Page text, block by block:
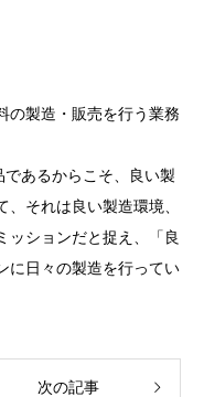
の製造・販売を行う業務
であるからこそ、良い製
それは良い製造環境、
ッションだと捉え、「良
に日々の製造を行ってい
次の記事